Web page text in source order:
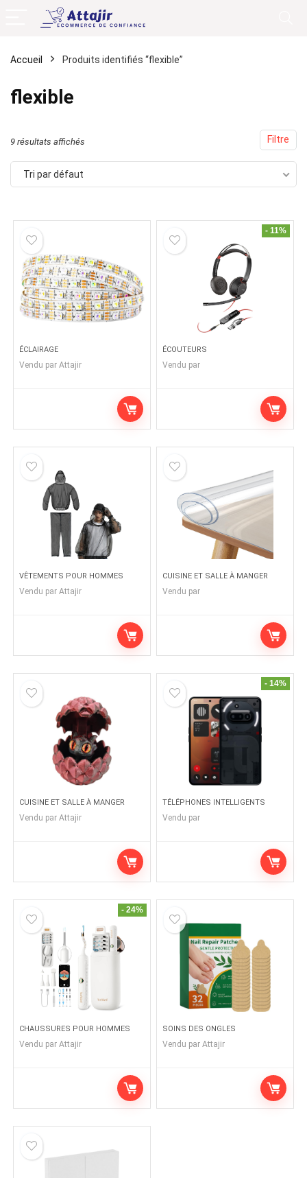
Accueil Produits identifiés “flexible”
flexible
Filtre
9 résultats affichés
Tri par défaut
ÉCLAIRAGE
Vendu par Attajir
- 11%
ÉCOUTEURS
Vendu par
VÊTEMENTS POUR HOMMES
Vendu par Attajir
CUISINE ET SALLE À MANGER
Vendu par
CUISINE ET SALLE À MANGER
Vendu par Attajir
- 14%
TÉLÉPHONES INTELLIGENTS
Vendu par
- 24%
CHAUSSURES POUR HOMMES
Vendu par Attajir
SOINS DES ONGLES
Vendu par Attajir